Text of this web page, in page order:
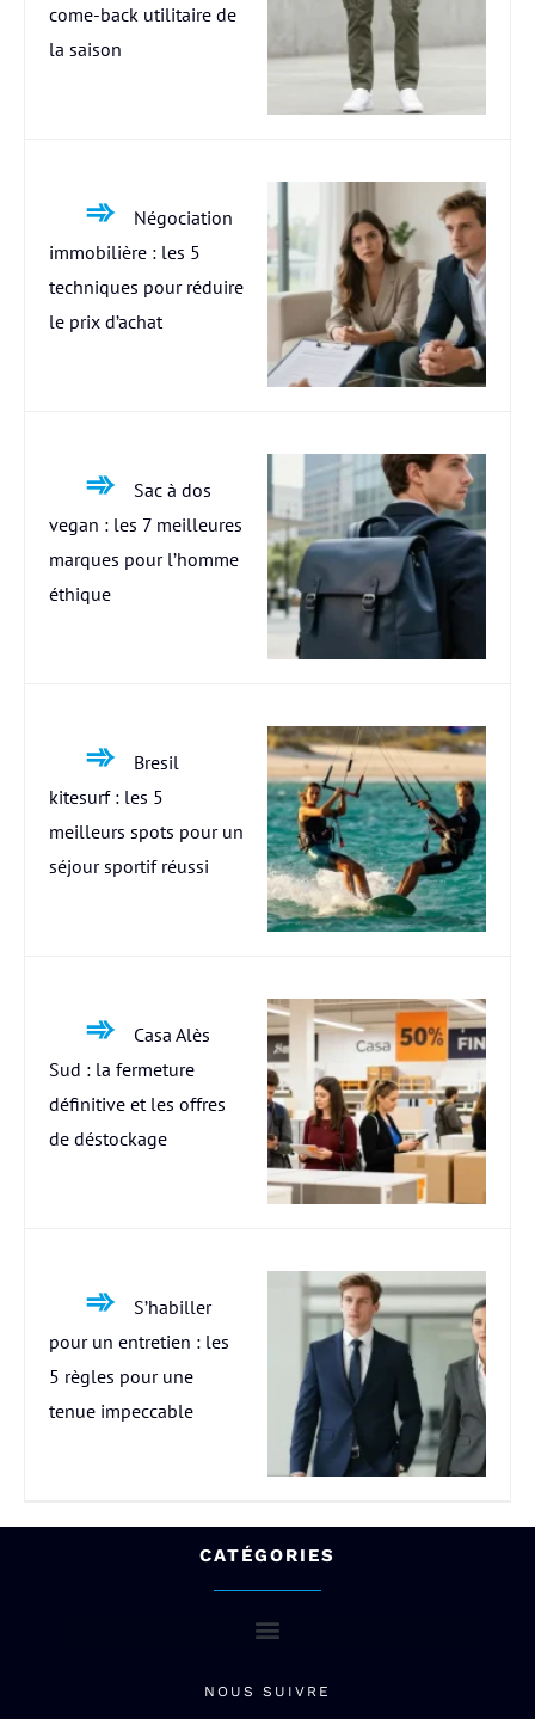
come-back utilitaire de
la saison
Négociation
immobilière : les 5
techniques pour réduire
le prix d’achat
Sac à dos
vegan : les 7 meilleures
marques pour l’homme
éthique
Bresil
kitesurf : les 5
meilleurs spots pour un
séjour sportif réussi
Casa Alès
Sud : la fermeture
définitive et les offres
de déstockage
S’habiller
pour un entretien : les
5 règles pour une
tenue impeccable
CATÉGORIES
NOUS SUIVRE